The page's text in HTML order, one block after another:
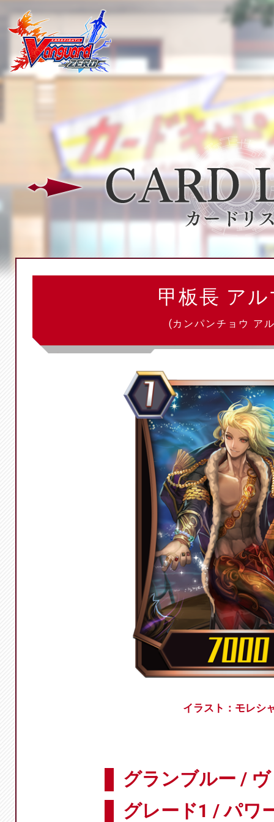
甲板長 ア
(カンパンチョウ ア
イラスト：モレシ
グランブルー /
グレード1 / パワ